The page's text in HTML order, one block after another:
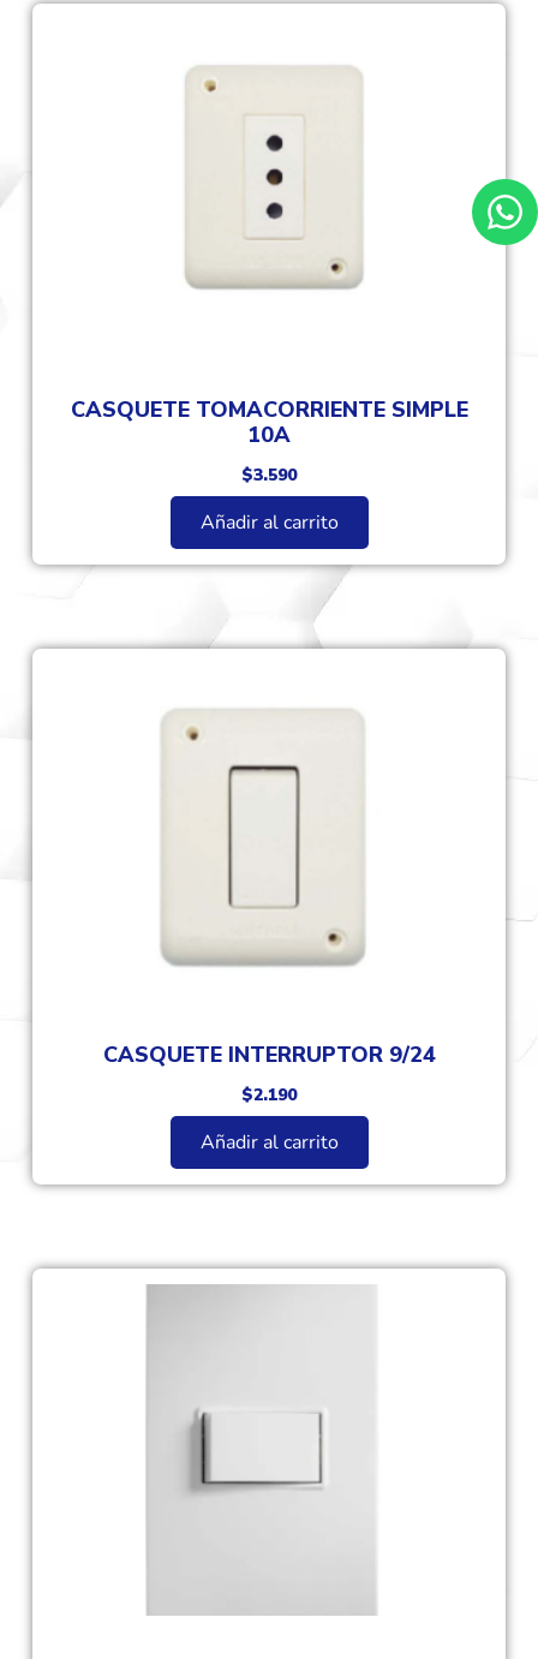
CASQUETE TOMACORRIENTE SIMPLE
10A
$3.590
Añadir al carrito
CASQUETE INTERRUPTOR 9/24
$2.190
Añadir al carrito